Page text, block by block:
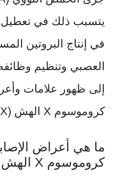
في إنتاج البروتين
العصبي وتنظيم
إلى ظهور علامات
كروموسوم X الهش (Fragile X).
ما هي أعراض
كروموسوم X الهش (Fragile X)؟